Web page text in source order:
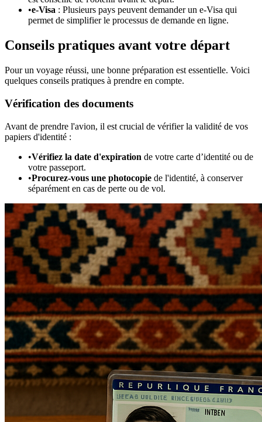
•e-Visa : Plusieurs pays peuvent demander un e-Visa qui
permet de simplifier le processus de demande en ligne.
Conseils pratiques avant votre départ
Pour un voyage réussi, une bonne préparation est essentielle. Voici
quelques conseils pratiques à prendre en compte.
Vérification des documents
Avant de prendre l'avion, il est crucial de vérifier la validité de vos
papiers d'identité :
•Vérifiez la date d'expiration de votre carte d’identité ou de
votre passeport.
•Procurez-vous une photocopie de l'identité, à conserver
séparément en cas de perte ou de vol.